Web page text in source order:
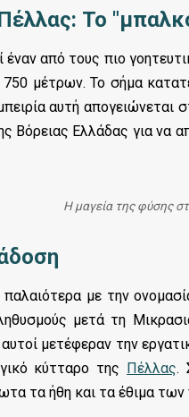
Το
έναν από τους πιο
μέτρων. Το σήμα
αυτή απογειώνεται
Βόρειας Ελλάδας για να
Η μαγεία της φύσης
με την
μετά τη
αυτοί μετέφεραν την
κύτταρο της
Πέλλας.
τα ήθη και τα έθιμα